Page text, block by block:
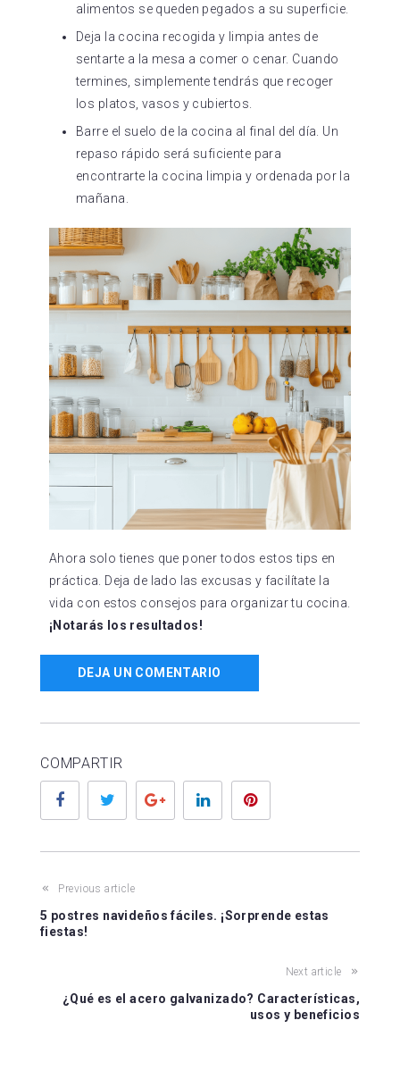
alimentos se queden pegados a su superficie.
Deja la cocina recogida y limpia antes de
sentarte a la mesa a comer o cenar. Cuando
termines, simplemente tendrás que recoger
los platos, vasos y cubiertos.
Barre el suelo de la cocina al final del día. Un
repaso rápido será suficiente para
encontrarte la cocina limpia y ordenada por la
mañana.
Ahora solo tienes que poner todos estos tips en
práctica. Deja de lado las excusas y facilítate la
vida con estos consejos para organizar tu cocina.
¡Notarás los resultados!
DEJA UN COMENTARIO
COMPARTIR
Facebook Twitter Google+ LinkedIn
Previous article
5 postres navideños fáciles. ¡Sorprende estas
fiestas!
Next article
¿Qué es el acero galvanizado? Características,
usos y beneficios